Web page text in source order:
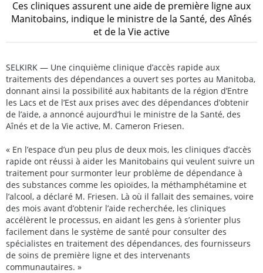
Ces cliniques assurent une aide de première ligne aux
Manitobains, indique le ministre de la Santé, des Aînés
et de la Vie active
SELKIRK — Une cinquième clinique d’accès rapide aux
traitements des dépendances a ouvert ses portes au Manitoba,
donnant ainsi la possibilité aux habitants de la région d’Entre
les Lacs et de l’Est aux prises avec des dépendances d’obtenir
de l’aide, a annoncé aujourd’hui le ministre de la Santé, des
Aînés et de la Vie active, M. Cameron Friesen.
« En l’espace d’un peu plus de deux mois, les cliniques d’accès
rapide ont réussi à aider les Manitobains qui veulent suivre un
traitement pour surmonter leur problème de dépendance à
des substances comme les opioïdes, la méthamphétamine et
l’alcool, a déclaré M. Friesen. Là où il fallait des semaines, voire
des mois avant d’obtenir l’aide recherchée, les cliniques
accélèrent le processus, en aidant les gens à s’orienter plus
facilement dans le système de santé pour consulter des
spécialistes en traitement des dépendances, des fournisseurs
de soins de première ligne et des intervenants
communautaires. »